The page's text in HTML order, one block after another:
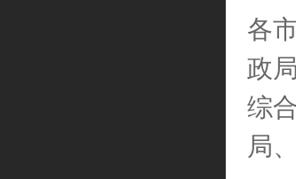
各
政
综
局